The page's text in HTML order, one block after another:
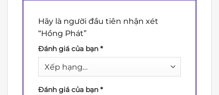
Hãy là người đầu tiên nhận xét
“Hồng Phát”
Đánh giá của bạn *
Đánh giá của bạn *